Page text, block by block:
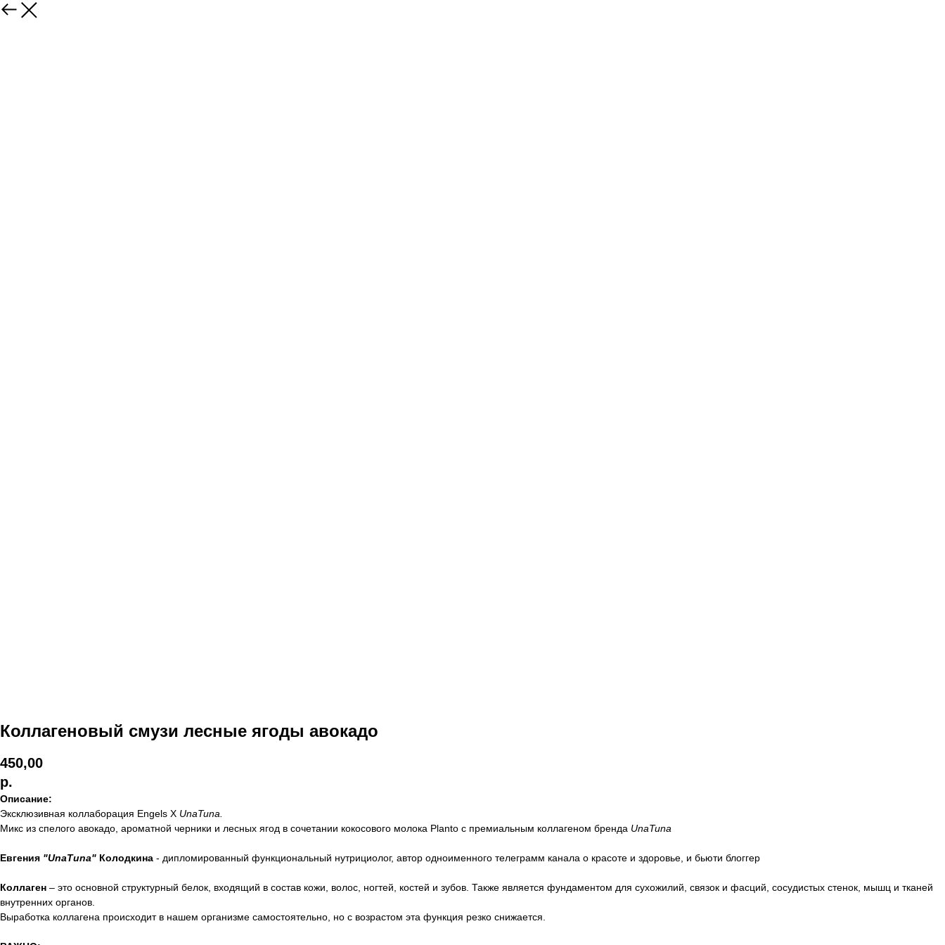
Коллагеновый смузи лесные ягоды авокадо
450,00
р.
Описание:
Эксклюзивная коллаборация Engels X UnaTuna.
Микс из спелого авокадо, ароматной черники и лесных ягод в сочетании кокосового молока Planto с премиальным коллагеном бренда UnaTuna
Евгения "UnaTuna" Колодкина - дипломированный функциональный нутрициолог, автор одноименного телеграмм канала о красоте и здоровье, и бьюти блоггер
Коллаген – это основной структурный белок, входящий в состав кожи, волос, ногтей, костей и зубов. Также является фундаментом для сухожилий, связок и фасций, сосудистых стенок, мышц и тканей
внутренних органов.
Выработка коллагена происходит в нашем организме самостоятельно, но с возрастом эта функция резко снижается.